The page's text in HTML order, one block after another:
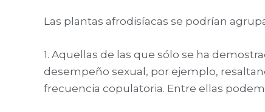
Las plantas afrodisíacas se podrían
1. Aquellas de las que sólo se ha
desempeño sexual, por ejemplo,
frecuencia copulatoria. Entre ellas